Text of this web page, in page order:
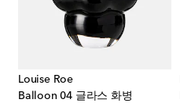
Louise Roe
Balloon 04 글라스 화병